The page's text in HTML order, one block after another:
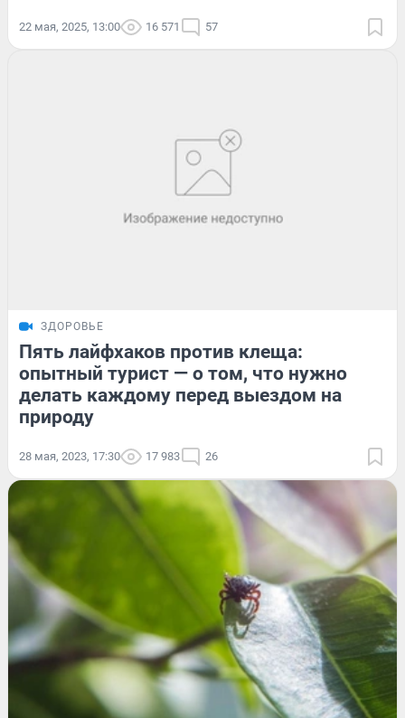
22 мая, 2025, 13:00 16 571 57
ЗДОРОВЬЕ
Пять лайфхаков против клеща:
опытный турист — о том, что нужно
делать каждому перед выездом на
природу
28 мая, 2023, 17:30 17 983 26